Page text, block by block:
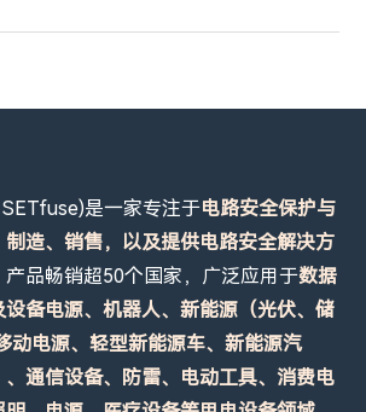
是一家专注于电路安全保护与
造、销售，以及提供电路安全解决方
产品畅销超50个国家，广泛应用于数据
备电源、机器人、新能源（光伏、储
动电源、轻型新能源车、新能源汽
通信设备、防雷、电动工具、消费电